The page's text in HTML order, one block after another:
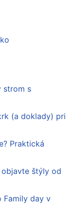
strom s
(a doklady) pri
Praktická
objavte štýly od
Family day v